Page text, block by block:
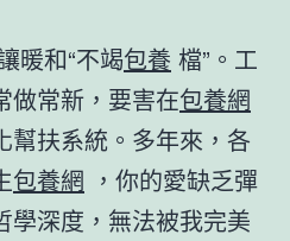
暖和“不竭包養 檔”。工
做常新，要害在包養網
幫扶系統。多年來，各
包養網 ，你的愛缺乏彈
學深度，無法被我完美